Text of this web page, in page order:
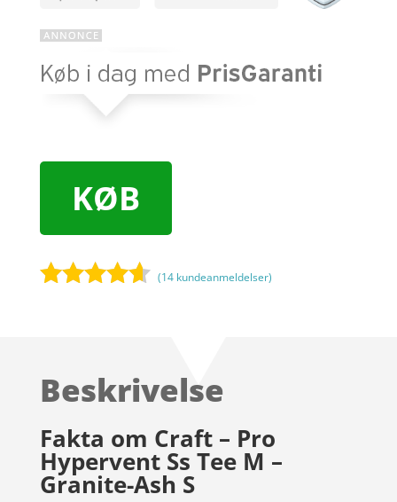
KØB
på
mmelser
(14 kundeanmeldelser)
Beskrivelse
Fakta om Craft – Pro
Hypervent Ss Tee M –
Granite-Ash S